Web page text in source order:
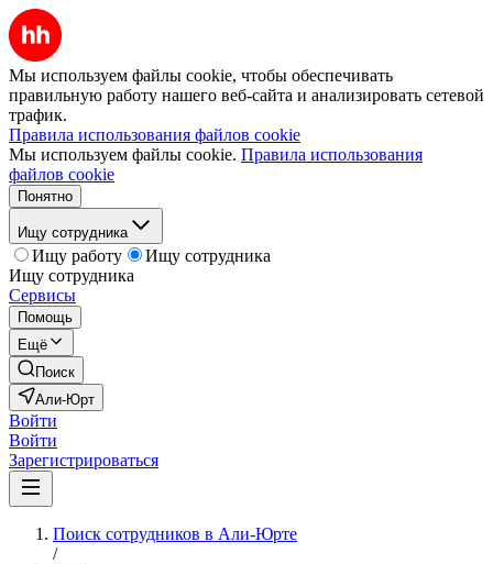
Мы используем файлы cookie, чтобы обеспечивать
правильную работу нашего веб-сайта и анализировать сетевой
трафик.
Правила использования файлов cookie
Мы используем файлы cookie. Правила использования
файлов cookie
Понятно
Ищу сотрудника
Ищу работу
Ищу сотрудника
Ищу сотрудника
Сервисы
Помощь
Ещё
Поиск
Али-Юрт
Войти
Войти
Зарегистрироваться
Поиск сотрудников в Али-Юрте
/